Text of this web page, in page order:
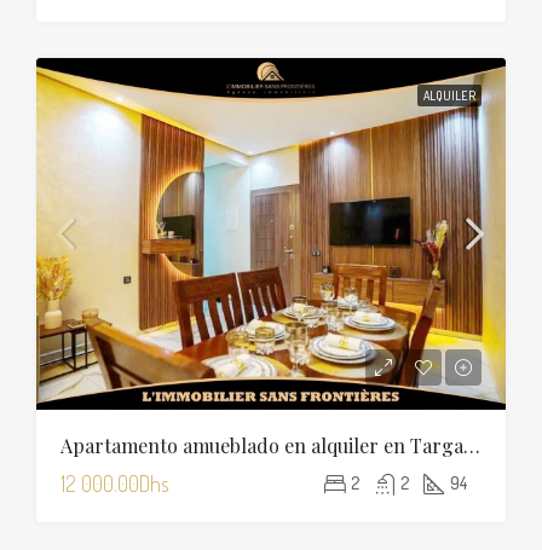
ALQUILER
Apartamento amueblado en alquiler en Targa — 94 m²
12 000.00Dhs 2 2 94